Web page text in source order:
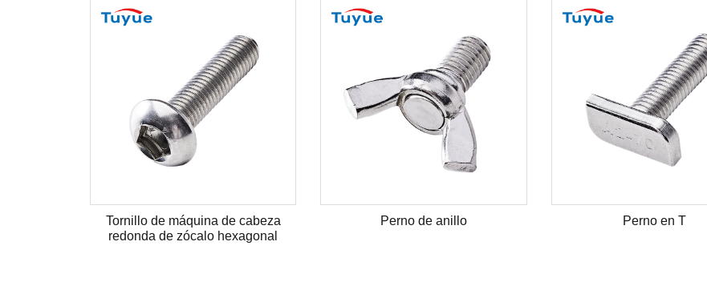
Tornillo de máquina de cabeza
redonda de zócalo hexagonal
Perno de anillo Perno en T